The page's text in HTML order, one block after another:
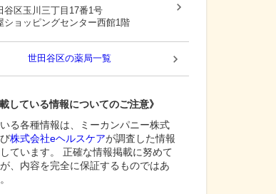
谷区玉川三丁目17番1号
ショッピングセンター西館1階
世田谷区の薬局一覧
載している情報についてのご注意》
る各種情報は、ミーカンパニー株式
株式会社eヘルスケアが調査した情報
ています。 正確な情報掲載に努めて
、内容を完全に保証するものではあ